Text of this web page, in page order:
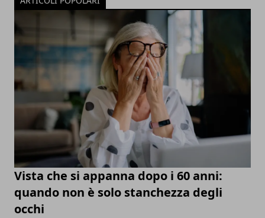
Vista che si appanna dopo i 60 anni:
quando non è solo stanchezza degli
occhi